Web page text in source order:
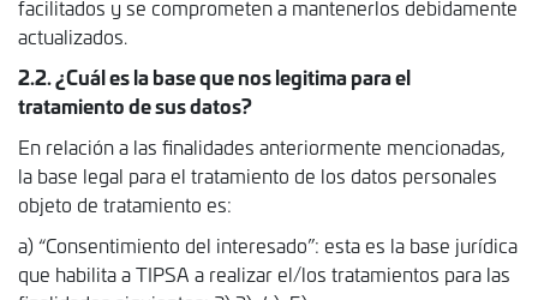
facilitados y se comprometen a mantenerlos debidamente
actualizados.
2.2. ¿Cuál es la base que nos legitima para el
tratamiento de sus datos?
En relación a las finalidades anteriormente mencionadas,
la base legal para el tratamiento de los datos personales
objeto de tratamiento es:
a) “Consentimiento del interesado”: esta es la base jurídica
que habilita a TIPSA a realizar el/los tratamientos para las